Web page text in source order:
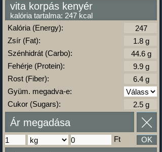
vita korpás kenyér
kalória tartalma: 247 kcal
Kalória (Energy):
Zsír (Fat):
Szénhidrát (Carbo):
Fehérje (Protein):
Rost (Fiber):
Gyüm. megadva-e:
Cukor (Sugars):
Ár megadása
Ft OK